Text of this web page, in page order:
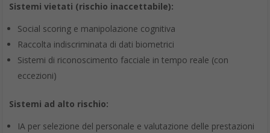
Sistemi vietati (rischio inaccettabile):
Social scoring e manipolazione cognitiva
Raccolta indiscriminata di dati biometrici
Sistemi di riconoscimento facciale in tempo reale (con
eccezioni)
Sistemi ad alto rischio:
IA per selezione del personale e valutazione delle prestazioni